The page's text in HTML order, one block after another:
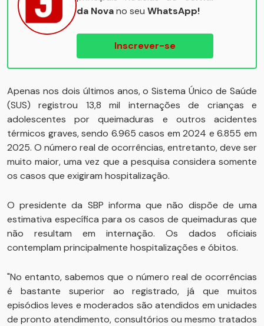
da Novano seu WhatsApp!
Inscrever-se
Apenas nos dois últimos anos, o Sistema Único de Saúde
(SUS) registrou 13,8 mil internações de crianças e
adolescentes por queimaduras e outros acidentes
térmicos graves, sendo 6.965 casos em 2024 e 6.855 em
2025. O número real de ocorrências, entretanto, deve ser
muito maior, uma vez que a pesquisa considera somente
os casos que exigiram hospitalização.
O presidente da SBP informa que não dispõe de uma
estimativa específica para os casos de queimaduras que
não resultam em internação. Os dados oficiais
contemplam principalmente hospitalizações e óbitos.
"No entanto, sabemos que o número real de ocorrências
é bastante superior ao registrado, já que muitos
episódios leves e moderados são atendidos em unidades
de pronto atendimento, consultórios ou mesmo tratados